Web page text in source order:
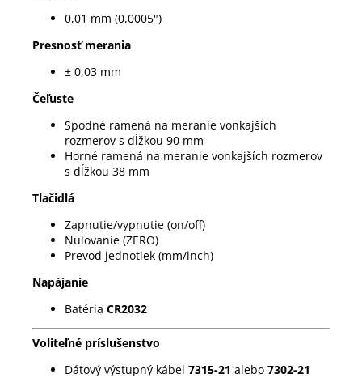
0,01 mm (0,0005")
Presnosť merania
± 0,03 mm
Čeľuste
Spodné ramená na meranie vonkajších
rozmerov s dĺžkou 90 mm
Horné ramená na meranie vonkajších rozmerov
s dĺžkou 38 mm
Tlačidlá
Zapnutie/vypnutie (on/off)
Nulovanie (ZERO)
Prevod jednotiek (mm/inch)
Napájanie
Batéria CR2032
Voliteľné príslušenstvo
Dátový výstupný kábel 7315-21 alebo 7302-21